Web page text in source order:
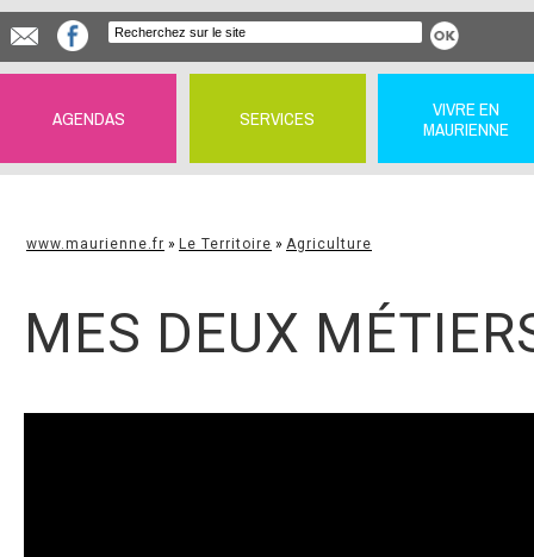
AGENDAS SERVICES
VIVRE EN
MAURIENNE
www.maurienne.fr » Le Territoire » Agriculture
MES DEUX